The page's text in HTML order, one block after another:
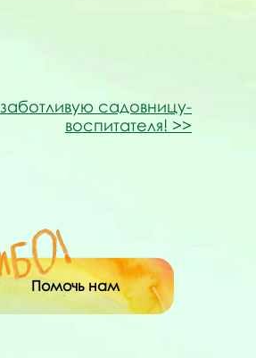
садовницу-
воспитателя!
Помочь нам